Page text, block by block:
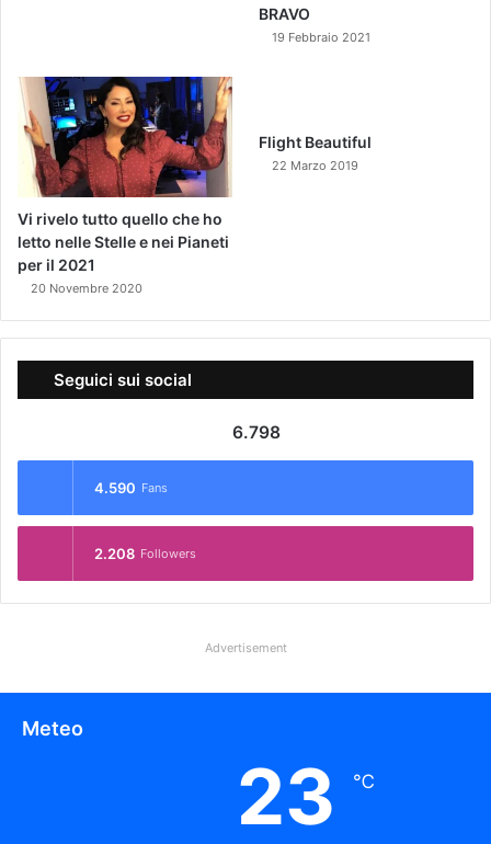
BRAVO
19 Febbraio 2021
Vi rivelo tutto quello che ho
letto nelle Stelle e nei Pianeti
per il 2021
20 Novembre 2020
Flight Beautiful
22 Marzo 2019
Seguici sui social
6.798
4.590 Fans
2.208 Followers
Advertisement
Meteo
23 ℃